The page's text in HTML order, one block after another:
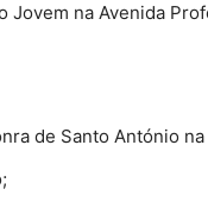
Jovem na Avenida
de Santo António